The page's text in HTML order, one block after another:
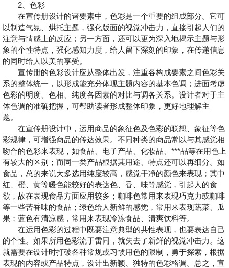
2、色彩
在宣传册设计的诸要素中，色彩是一个重要的组成部分。它可
以制造气氛、烘托主题，强化版面的视觉冲击力，直接引起人们的
注意与情感上的反应；另一方面，还可以更为深入地揭示主题与形
象的个性特点，强化感知力度，给人留下深刻的印象，在传递信息
的同时给人以美的享受。
宣传册的色彩设计应从整体出发，注重各构成要素之间色彩关
系的整体统一，以形成能充分体现主题内容的基本色调；进面考虑
色彩的明度、色相、纯度各因素的对比与调各关系。设计者对于主
体色调的准确把握，可帮助读者形成整体印象，更好地理解主
题。
在宣传册设计中，运用商品的象征色及色彩的联想、象征等色
彩规律，可增强商品的传达效果。不同种类的商品常以与其感觉相
吻合的色彩来表现，如食品、电子产品、化妆品、***品等在用色上
有较大的区别；而同一类产品根据其用途、特点还可以再细分。如
食品，总的来说大多选用纯度较高，感觉干净的颜色来表现；其中
红、橙、黄等暖色能较好的表达色、香、味等感觉，引起人的食
欲，故在表现食品方面应用较多；咖啡色常用来表现巧克力或咖啡
等一些苦香味的食品；绿色给人新鲜的感觉，常用来表现蔬菜、瓜
果；蓝色有清凉感，常用来表现冷冻食品、清爽饮料等。
在运用色彩的过程中既要注意典型的共性表现，也要表达自己
的个性。如果所用色彩流于雷同，就失去了新鲜的视觉冲击力。这
就需要在设计时打破各种常规或习惯用色的限制，勇于探索，根据
表现的内容或产品特点，设计出新颖、独特的色彩格调。总之，宣